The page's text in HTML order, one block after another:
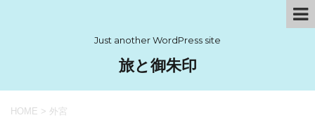
Just another WordPress site
旅と御朱印
HOME > 外宮